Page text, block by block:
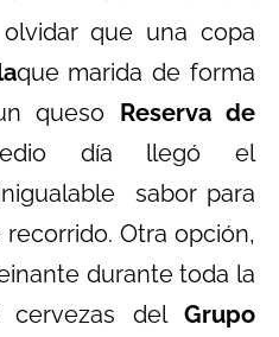
que una copa
que marida de forma
queso Reserva de
día llegó el
sabor para
Otra opción,
durante toda la
cervezas del Grupo